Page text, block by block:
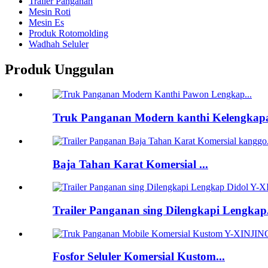
Mesin Roti
Mesin Es
Produk Rotomolding
Wadhah Seluler
Produk Unggulan
Truk Panganan Modern kanthi
Baja Tahan Karat Komersial ...
Trailer Panganan sing Dilengkapi
Fosfor Seluler Komersial Kustom...